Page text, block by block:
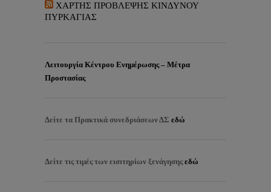
ΧΑΡΤΗΣ ΠΡΟΒΛΕΨΗΣ ΚΙΝΔΥΝΟΥ
ΠΥΡΚΑΓΙΑΣ
Λειτουργία Κέντρου Ενημέρωσης – Μέτρα
Προστασίας
Δείτε τα Πρακτικά συνεδριάσεων ΔΣ εδώ
Δείτε τις τιμές των εισιτηρίων ξενάγησηςεδώ